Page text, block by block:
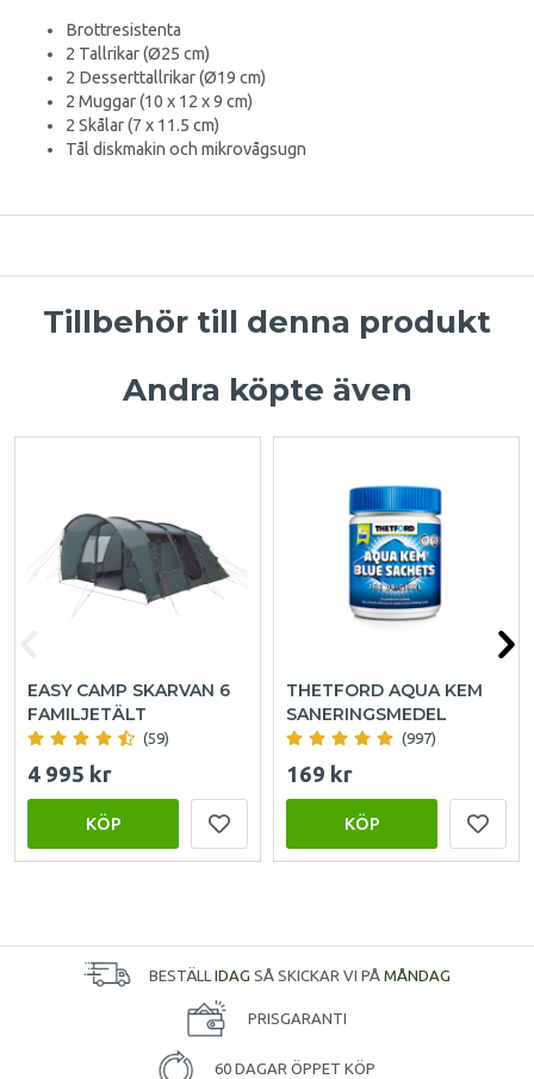
Brottresistenta
2 Tallrikar (Ø25 cm)
2 Desserttallrikar (Ø19 cm)
2 Muggar (10 x 12 x 9 cm)
2 Skålar (7 x 11.5 cm)
Tål diskmakin och mikrovågsugn
Tillbehör till denna produkt
Andra köpte även
EASY CAMP SKARVAN 6
FAMILJETÄLT
(59)
4 995 kr
KÖP
THETFORD AQUA KEM
SANERINGSMEDEL
(997)
169 kr
KÖP
BESTÄLL IDAG SÅ SKICKAR VI PÅ MÅNDAG
PRISGARANTI
60 DAGAR ÖPPET KÖP